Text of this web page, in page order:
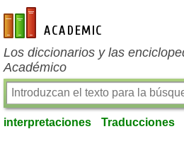
es-academic.com
Los diccionarios y las
Académico
interpretaciones Traducciones